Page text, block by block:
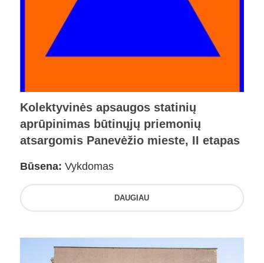
Kolektyvinės apsaugos statinių
aprūpinimas būtinųjų priemonių
atsargomis Panevėžio mieste, II etapas
Būsena: Vykdomas
DAUGIAU